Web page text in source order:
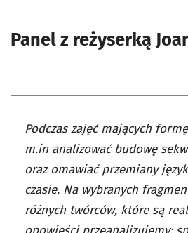
Panel z reżyserką
Podczas zajęć mających
m.in analizować budowę
oraz omawiać przemiany
czasie. Na wybranych
różnych twórców, które są